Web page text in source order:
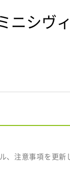
ニシヴ
、注意事項を更新